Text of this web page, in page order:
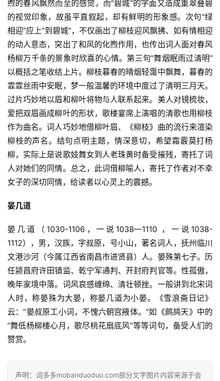
煦的春风飘然而至的感觉，而“碧城”的字面又造成重翠叠碧
的视觉印象，故虽平直叙起，却有鲜明的形象感。次句“绿
相迎”应上“到碧城”，不仅画出了柳枝迎风飘拂、如有情相迎
的动人意态，突出了和风的化煦作用，也传出词人面对春风
杨柳万千条的景象时欣喜的心情。第三句“舞烟眠雨过清明”
以概括之笔收结上片。柳枝暮春的晴烟轻霭中飘舞，暮春的
霏霏丝雨中安眠，梦一般温馨的环境中度过了清明三月天。
过片巧妙地以眉和柳叶将物与人联系起来。美人对镜梳妆，
爱把双眉画成柳叶的形状，歌楼宴席上演唱的清歌也用柳枝
作为曲名。词人巧妙地借柳叶眉、《柳枝》曲的流行来渲染
柳枝的声名。结句点明主题，情深意切，希望霜霰莫打杨
柳，实际上是说歌妓舞女到人老珠黄时备受摧残，寄托了词
人对她们的同情。总之，此词借柳喻人，寄托了作者对不幸
女子的深切同情，给读者以心灵上的震撼。
晏几道
晏几道（1030-1106，一说1038—1110 ，一说1038-
1112），男，汉族，字叔原，号小山，著名词人，抚州临川
文港沙河（今属江西省南昌市进贤县）人。晏殊第七子。历
任颍昌府许田镇监、乾宁军通判、开封府判官等。性孤傲，
晚年家境中落。词风哀感缠绵、清壮顿挫。一般讲到北宋词
人时，称晏殊为大晏，称晏几道为小晏。《雪浪斋日记》
云：“晏叔原工小词，不愧六朝宫掖体。”如《鹧鸪天》中的
“舞低杨柳楼心月，歌尽桃花扇底风”等等词句，备受人们的
赞赏。
声明：词多多mobanduoduo.com部分文字图片内容来源于会